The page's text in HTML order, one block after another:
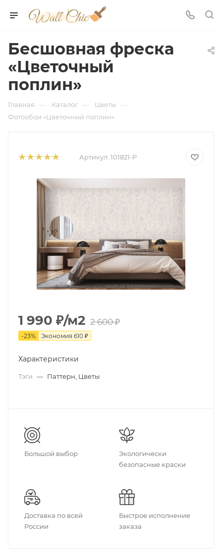
Бесшовная фреска
«Цветочный
поплин»
Главная — Каталог — Цветы —
Фотообои «Цветочный поплин»
Артикул: 101821-P
1 990 ₽/м2 2 600₽
-23% Экономия 610 ₽
Характеристики
Тэги — Паттерн, Цветы
Большой выбор
Экологически
безопасные краски
Доставка по всей
России
Быстрое исполнение
заказа